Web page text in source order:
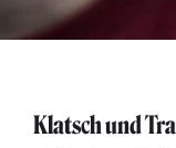
Klatsch und